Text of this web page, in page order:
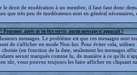
le droit de modération à un membre, il faut faut donc
que très peu de modérateurs sont en général nécessaires,
après m'en être servis, aucun message n'apparaît ?
messages. Le problème est que ces messages sont
de s'afficher en mode Non-lus. Pour éviter cela,
(en fonction de la date, seulement les messages
seront marqués comme lu, de manière à ce qu'ils
sûr, vous pouvez toujours les faire afficher en cliquant